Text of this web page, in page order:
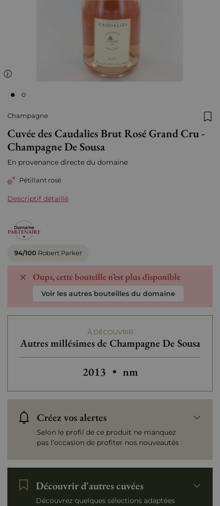
Champagne
Cuvée des Caudalies Brut Rosé Grand Cru -
Champagne De Sousa
En provenance directe du domaine
Pétillant rosé
Descriptif détaillé
94/100 Robert Parker
Oups, cette bouteille n’est plus disponible
Voir les autres bouteilles du domaine
À DÉCOUVRIR
Autres millésimes de Champagne De Sousa
Autres millésimes de
2013 • nm
Créez vos alertes
Selon le profil de ce produit ne manquez
pas l’occasion de profiter nos nouveautés
Découvrir d'autres cuvées
Découvrez quelques sélections adaptées